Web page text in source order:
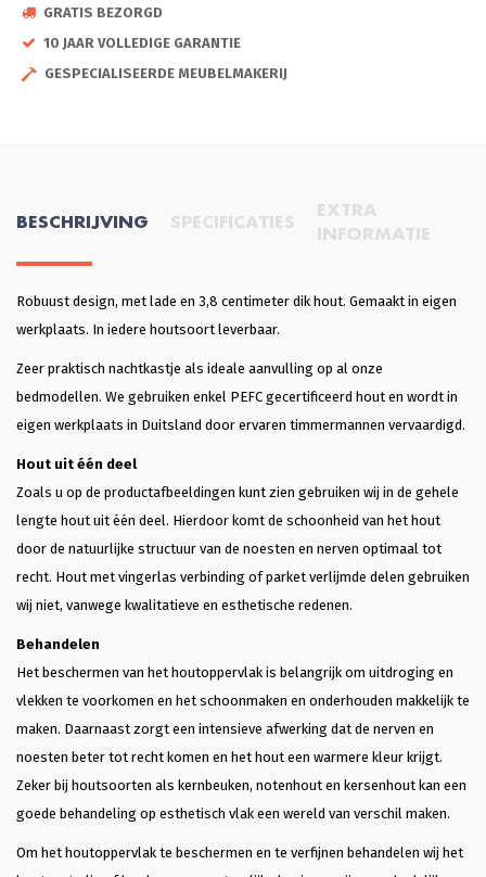
GRATIS BEZORGD
10 JAAR VOLLEDIGE GARANTIE
GESPECIALISEERDE MEUBELMAKERIJ
BESCHRIJVING SPECIFICATIES
EXTRA
INFORMATIE
Robuust design, met lade en 3,8 centimeter dik hout. Gemaakt in eigen
werkplaats. In iedere houtsoort leverbaar.
Zeer praktisch nachtkastje als ideale aanvulling op al onze
bedmodellen. We gebruiken enkel PEFC gecertificeerd hout en wordt in
eigen werkplaats in Duitsland door ervaren timmermannen vervaardigd.
Hout uit één deel
Zoals u op de productafbeeldingen kunt zien gebruiken wij in de gehele
lengte hout uit één deel. Hierdoor komt de schoonheid van het hout
door de natuurlijke structuur van de noesten en nerven optimaal tot
recht. Hout met vingerlas verbinding of parket verlijmde delen gebruiken
wij niet, vanwege kwalitatieve en esthetische redenen.
Behandelen
Het beschermen van het houtoppervlak is belangrijk om uitdroging en
vlekken te voorkomen en het schoonmaken en onderhouden makkelijk te
maken. Daarnaast zorgt een intensieve afwerking dat de nerven en
noesten beter tot recht komen en het hout een warmere kleur krijgt.
Zeker bij houtsoorten als kernbeuken, notenhout en kersenhout kan een
goede behandeling op esthetisch vlak een wereld van verschil maken.
Om het houtoppervlak te beschermen en te verfijnen behandelen wij het